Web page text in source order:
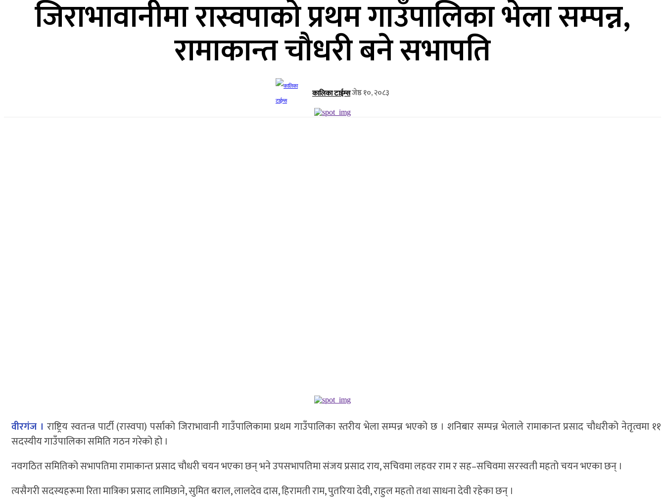
जिराभावानीमा रास्वपाको प्रथम गाउँपालिका भेला सम्पन्न,
रामाकान्त चौधरी बने सभापति
कालिका टाईम्सजेष्ठ १०, २०८३
वीरगंज । राष्ट्रिय स्वतन्त्र पार्टी (रास्वपा) पर्साको जिराभावानी गाउँपालिकामा प्रथम गाउँपालिका स्तरीय भेला सम्पन्न भएको छ । शनिबार सम्पन्न भेलाले रामाकान्त प्रसाद चौधरीको नेतृत्वमा ११
सदस्यीय गाउँपालिका समिति गठन गरेको हो ।
नवगठित समितिको सभापतिमा रामाकान्त प्रसाद चौधरी चयन भएका छन् भने उपसभापतिमा संजय प्रसाद राय, सचिवमा लहवर राम र सह–सचिवमा सरस्वती महतो चयन भएका छन् ।
त्यसैगरी सदस्यहरूमा रिता मात्रिका प्रसाद लामिछाने, सुमित बराल, लालदेव दास, हिरामती राम, पुतरिया देवी, राहुल महतो तथा साधना देवी रहेका छन् ।